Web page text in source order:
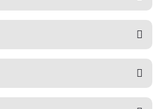
Yorum Yaz
Soru Sor